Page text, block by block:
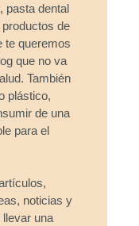
pasta dental
de
te queremos
que no va
También
plástico,
de una
para el
noticias y
una